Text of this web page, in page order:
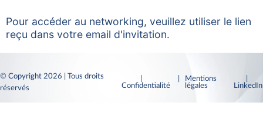
Pour accéder au networking, veuillez utiliser le lien
reçu dans votre email d'invitation.
© Copyright 2026 | Tous droits
réservés
Confidentialité
| Mentions
légales